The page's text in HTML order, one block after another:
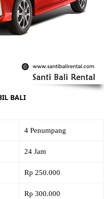
BALI
4 Penumpang
24 Jam
Rp 250.000
Rp 300.000